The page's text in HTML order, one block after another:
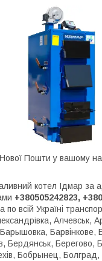
Пошти у вашому
котел Ідмар
+380505242823,
всій Україні
Алчевськ,
Барвінкове,
Бердянськ,
Бобрынец,